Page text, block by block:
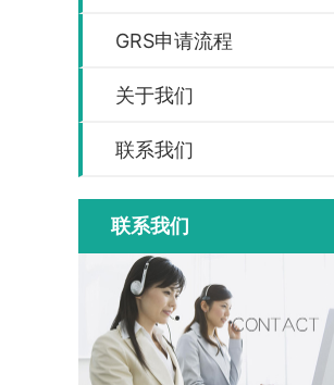
GRS申请流程
关于我们
联系我们
联系我们